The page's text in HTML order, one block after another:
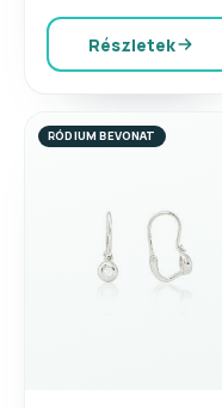
Részletek
RÓDIUM BEVONAT